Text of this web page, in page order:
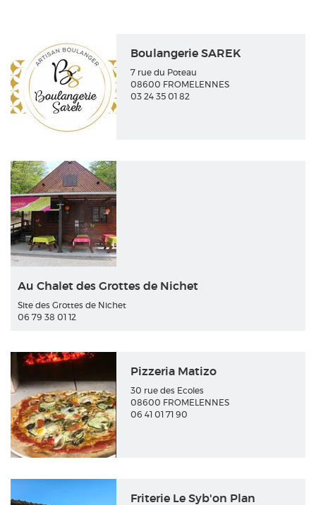
Boulangerie SAREK
7 rue du Poteau
08600 FROMELENNES
03 24 35 01 82
Au Chalet des Grottes de Nichet
Site des Grottes de Nichet
06 79 38 01 12
Pizzeria Matizo
30 rue des Ecoles
08600 FROMELENNES
06 41 01 71 90
Friterie Le Syb'on Plan